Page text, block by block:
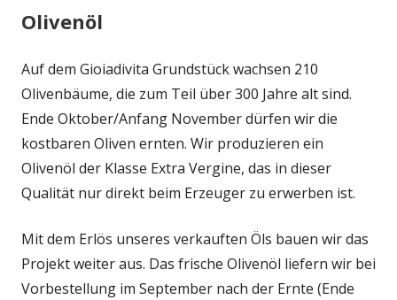
Olivenöl
Auf dem Gioiadivita Grundstück wachsen 210
Olivenbäume, die zum Teil über 300 Jahre alt sind.
Ende Oktober/Anfang November dürfen wir die
kostbaren Oliven ernten. Wir produzieren ein
Olivenöl der Klasse Extra Vergine, das in dieser
Qualität nur direkt beim Erzeuger zu erwerben ist.
Mit dem Erlös unseres verkauften Öls bauen wir das
Projekt weiter aus. Das frische Olivenöl liefern wir bei
Vorbestellung im September nach der Ernte (Ende